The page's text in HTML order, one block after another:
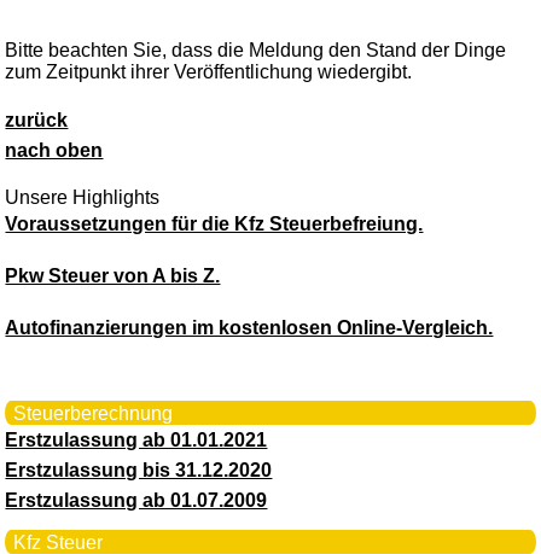
Bitte beachten Sie, dass die Meldung den Stand der Dinge
zum Zeitpunkt ihrer Veröffentlichung wiedergibt.
zurück
nach oben
Unsere Highlights
Voraussetzungen für die Kfz Steuerbefreiung.
Pkw Steuer von A bis Z.
Autofinanzierungen im kostenlosen Online-Vergleich.
Steuerberechnung
Erstzulassung ab 01.01.2021
Erstzulassung bis 31.12.2020
Erstzulassung ab 01.07.2009
Kfz Steuer